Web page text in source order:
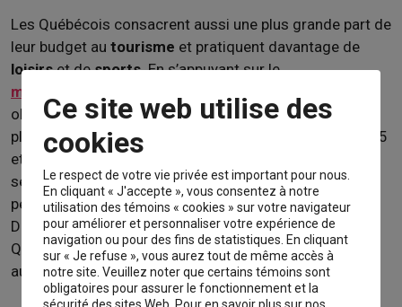
Les Québécois consacrent aussi une plus grande part de
leur budget au tourisme et pratiquent davantage de
loisirset desports. En s’appuyant sur le
mouvement syndical
obtiennent une semaine de travail de 40 heures dans
plusieurs secteurs à partir des années 1960. Entre 1945
et 1980, le gouvernement québécois instaure deux
semaines de congés payés par les employeurs pour
permettre aux Québécois de prendre des vacances
Dans l’ensemble, ces politiques permettent aux
Québécois d’allouer encore plus de temps et d’argent
aux activités touristiques et récréatives.
Ce site web utilise des
cookies
Le respect de votre vie privée est important pour nous.
En cliquant « J'accepte », vous consentez à notre
utilisation des témoins « cookies » sur votre navigateur
pour améliorer et personnaliser votre expérience de
navigation ou pour des fins de statistiques. En cliquant
sur « Je refuse », vous aurez tout de même accès à
notre site. Veuillez noter que certains témoins sont
obligatoires pour assurer le fonctionnement et la
sécurité des sites Web. Pour en savoir plus sur nos